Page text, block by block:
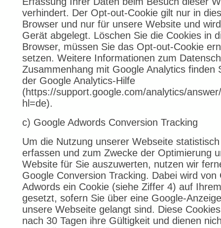
verhindert. Der Opt-out-Cookie gilt nur in
Browser und nur für unsere Website und
Gerät abgelegt. Löschen Sie die Cookies in
Browser, müssen Sie das Opt-out-Cookie
setzen. Weitere Informationen zum
Zusammenhang mit Google Analytics finden
der Google Analytics-Hilfe
(https://support.google.com/analytics/
hl=de).
c) Google Adwords Conversion Tracking
Um die Nutzung unserer Webseite
erfassen und zum Zwecke der Optimierung
Website für Sie auszuwerten, nutzen wir
Google Conversion Tracking. Dabei wird von
Adwords ein Cookie (siehe Ziffer 4) auf
gesetzt, sofern Sie über eine Google-
unsere Webseite gelangt sind. Diese
nach 30 Tagen ihre Gültigkeit und dienen